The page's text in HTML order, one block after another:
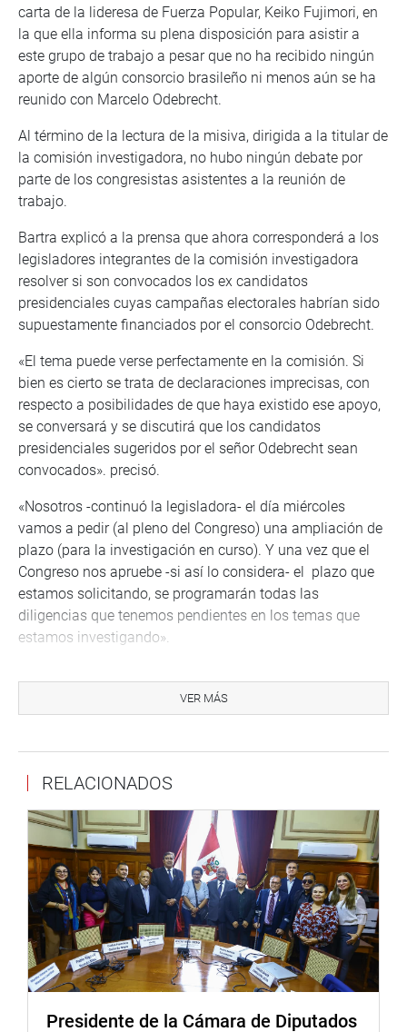
carta de la lideresa de Fuerza Popular, Keiko Fujimori, en
la que ella informa su plena disposición para asistir a
este grupo de trabajo a pesar que no ha recibido ningún
aporte de algún consorcio brasileño ni menos aún se ha
reunido con Marcelo Odebrecht.
Al término de la lectura de la misiva, dirigida a la titular de
la comisión investigadora, no hubo ningún debate por
parte de los congresistas asistentes a la reunión de
trabajo.
Bartra explicó a la prensa que ahora corresponderá a los
legisladores integrantes de la comisión investigadora
resolver si son convocados los ex candidatos
presidenciales cuyas campañas electorales habrían sido
supuestamente financiados por el consorcio Odebrecht.
«El tema puede verse perfectamente en la comisión. Si
bien es cierto se trata de declaraciones imprecisas, con
respecto a posibilidades de que haya existido ese apoyo,
se conversará y se discutirá que los candidatos
presidenciales sugeridos por el señor Odebrecht sean
convocados». precisó.
«Nosotros -continuó la legisladora- el día miércoles
vamos a pedir (al pleno del Congreso) una ampliación de
plazo (para la investigación en curso). Y una vez que el
Congreso nos apruebe -si así lo considera- el plazo que
estamos solicitando, se programarán todas las
diligencias que tenemos pendientes en los temas que
estamos investigando».
está solicitando al pleno, la congresista Bartra dijo que es
360 días.
«Es lo que estamos pidiendo y lo sustentaremos en el
pleno. Se investiga una inversión del Estado Peruano por
mas de 55 mil millones de soles en los cuales han
existido sobrecostos por más de 12 mil millones de soles
en un número de 41 megaproyectos. Es una investigación
amplia, compleja, que involucra a tres gobiernos y
muchos funcionarios y requiere un tiempo adicional».
Antes, se presentaron ante la Comisión Investigadora los
representantes de Jockey Club del Perú, Peter Ramsey y
Bernardino López Rodríguez quienes entregaron a los
legisladores toda la documentación referida al proyecto
VER MÁS
RELACIONADOS
Presidente de la Cámara de Diputados